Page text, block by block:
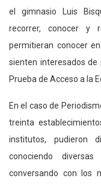
el gimnasio Luis
recorrer, conocer y
permitieran conocer
sienten interesados
Prueba de Acceso a la
En el caso de
treinta
institutos, pudieron
conociendo
conversando con los